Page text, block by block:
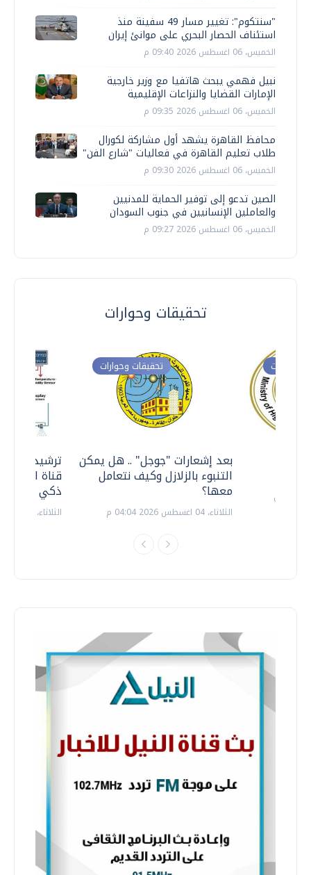
"سنتكوم": تغيير مسار 49 سفينة منذ
استئناف الحصار البحري على موانئ إيران
الخميس، 06 اغسطس 2026 09:40 م
نبيل فهمي يبحث هاتفيا مع وزير خارجية
الإمارات القضايا والنزاعات الإقليمية
الخميس، 06 اغسطس 2026 09:35 م
محافظ القاهرة يشهد أول مشاركة لكورال
طلاب تعليم القاهرة في فعاليات "شارع الفن"
الخميس، 06 اغسطس 2026 09:30 م
الصين تدعو إلى توفير الحماية للمدنيين
والعاملين الإنسانيين في جنوب السودان
الخميس، 06 اغسطس 2026 09:27 م
تحقيقات وحوارات
ترشيدا
قناة
ذكي
الثلاثاء، 14 يوليو 2026 06:11 م
تحقيقات وحوارات
بعد إشعارات "جوجل" .. هل يمكن
التنبوء بالزلازل وكيف نتعامل
معها؟
الثلاثاء، 04 اغسطس 2026 04:04 م
وحوارات